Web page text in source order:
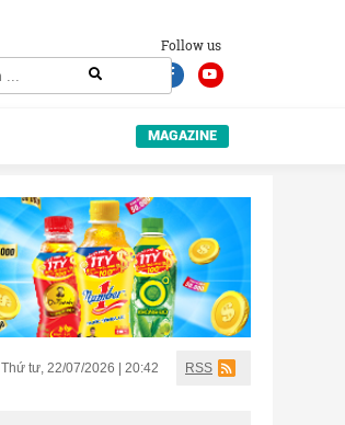
Follow us
MAGAZINE
Thứ tư, 22/07/2026 | 20:42 RSS